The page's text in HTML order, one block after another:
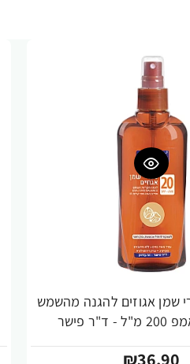
שמן אגוזים להגנה מהשמש
₪36.90